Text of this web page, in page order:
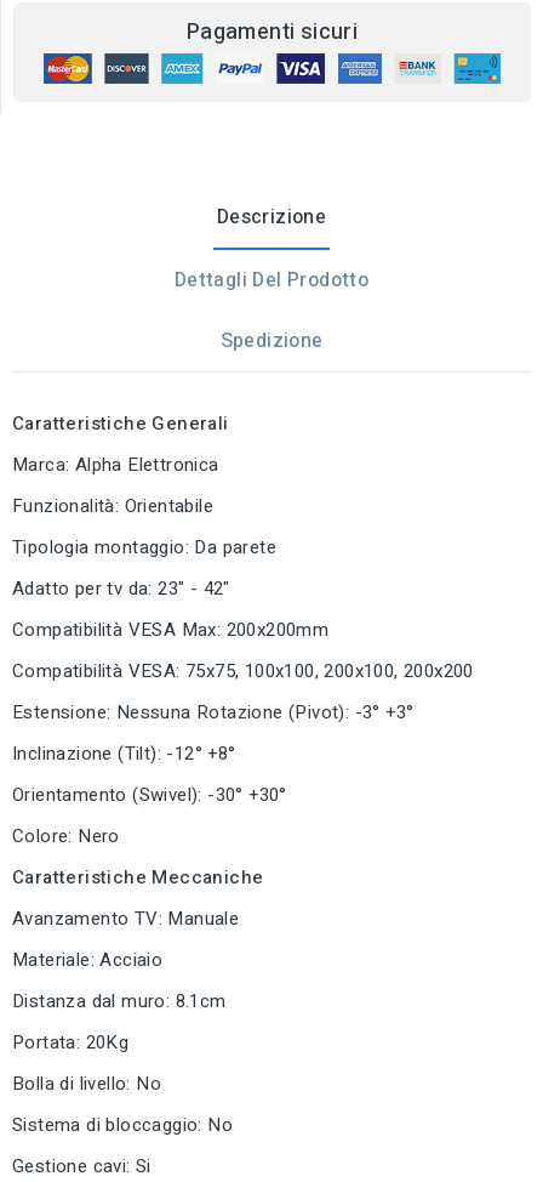
Pagamenti sicuri
Descrizione
Dettagli Del Prodotto
Spedizione
Caratteristiche Generali
Marca: Alpha Elettronica
Funzionalità: Orientabile
Tipologia montaggio: Da parete
Adatto per tv da: 23" - 42"
Compatibilità VESA Max: 200x200mm
Compatibilità VESA: 75x75, 100x100, 200x100, 200x200
Estensione: Nessuna Rotazione (Pivot): -3° +3°
Inclinazione (Tilt): -12° +8°
Orientamento (Swivel): -30° +30°
Colore: Nero
Caratteristiche Meccaniche
Avanzamento TV: Manuale
Materiale: Acciaio
Distanza dal muro: 8.1cm
Portata: 20Kg
Bolla di livello: No
Sistema di bloccaggio: No
Gestione cavi: Si